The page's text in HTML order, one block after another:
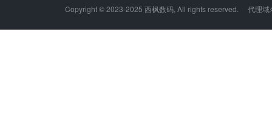
Copyright © 2023-2025 西枫数码, All rights reserved. 代理